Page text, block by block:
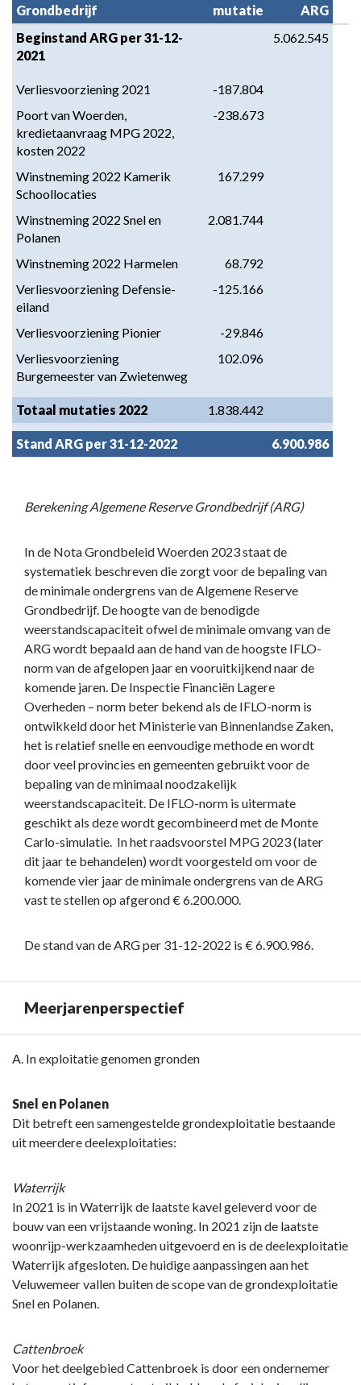
Grondbedrijf mutatie
ARG
Beginstand ARG per 31-12-
2021
5.062.545
Verliesvoorziening 2021
-187.804
Poort van Woerden,
kredietaanvraag MPG 2022,
kosten 2022
-238.673
Winstneming 2022 Kamerik
Schoollocaties
167.299
Winstneming 2022 Snel en
Polanen
2.081.744
Winstneming 2022 Harmelen
68.792
Verliesvoorziening Defensie-
eiland
-125.166
Verliesvoorziening Pionier
-29.846
Verliesvoorziening
Burgemeester van Zwietenweg
102.096
Totaal mutaties 2022 1.838.442
Stand ARG per 31-12-2022 6.900.986
Berekening Algemene Reserve Grondbedrijf (ARG)
In de Nota Grondbeleid Woerden 2023 staat de
systematiek beschreven die zorgt voor de bepaling van
de minimale ondergrens van de Algemene Reserve
Grondbedrijf. De hoogte van de benodigde
weerstandscapaciteit ofwel de minimale omvang van de
ARG wordt bepaald aan de hand van de hoogste IFLO-
norm van de afgelopen jaar en vooruitkijkend naar de
komende jaren. De Inspectie Financiën Lagere
Overheden – norm beter bekend als de IFLO-norm is
ontwikkeld door het Ministerie van Binnenlandse Zaken,
het is relatief snelle en eenvoudige methode en wordt
door veel provincies en gemeenten gebruikt voor de
bepaling van de minimaal noodzakelijk
weerstandscapaciteit. De IFLO-norm is uitermate
geschikt als deze wordt gecombineerd met de Monte
Carlo-simulatie. In het raadsvoorstel MPG 2023 (later
dit jaar te behandelen) wordt voorgesteld om voor de
komende vier jaar de minimale ondergrens van de ARG
vast te stellen op afgerond € 6.200.000.
De stand van de ARG per 31-12-2022 is € 6.900.986.
Meerjarenperspectief
Terug
navigatie
Paragraaf
Meerjarenperspectief
A. In exploitatie genomen gronden
Snel en Polanen
Dit betreft een samengestelde grondexploitatie bestaande
uit meerdere deelexploitaties:
Waterrijk
In 2021 is in Waterrijk de laatste kavel geleverd voor de
bouw van een vrijstaande woning. In 2021 zijn de laatste
woonrijp-werkzaamheden uitgevoerd en is de deelexploitatie
Waterrijk afgesloten. De huidige aanpassingen aan het
Veluwemeer vallen buiten de scope van de grondexploitatie
Snel en Polanen.
Cattenbroek
Voor het deelgebied Cattenbroek is door een ondernemer